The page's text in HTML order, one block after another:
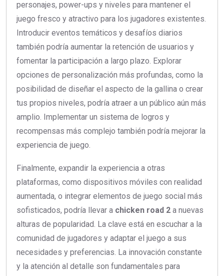
personajes, power-ups y niveles para mantener el
juego fresco y atractivo para los jugadores existentes.
Introducir eventos temáticos y desafíos diarios
también podría aumentar la retención de usuarios y
fomentar la participación a largo plazo. Explorar
opciones de personalización más profundas, como la
posibilidad de diseñar el aspecto de la gallina o crear
tus propios niveles, podría atraer a un público aún más
amplio. Implementar un sistema de logros y
recompensas más complejo también podría mejorar la
experiencia de juego.
Finalmente, expandir la experiencia a otras
plataformas, como dispositivos móviles con realidad
aumentada, o integrar elementos de juego social más
sofisticados, podría llevar a chicken road 2 a nuevas
alturas de popularidad. La clave está en escuchar a la
comunidad de jugadores y adaptar el juego a sus
necesidades y preferencias. La innovación constante
y la atención al detalle son fundamentales para